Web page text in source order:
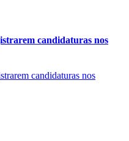
candidaturas nos